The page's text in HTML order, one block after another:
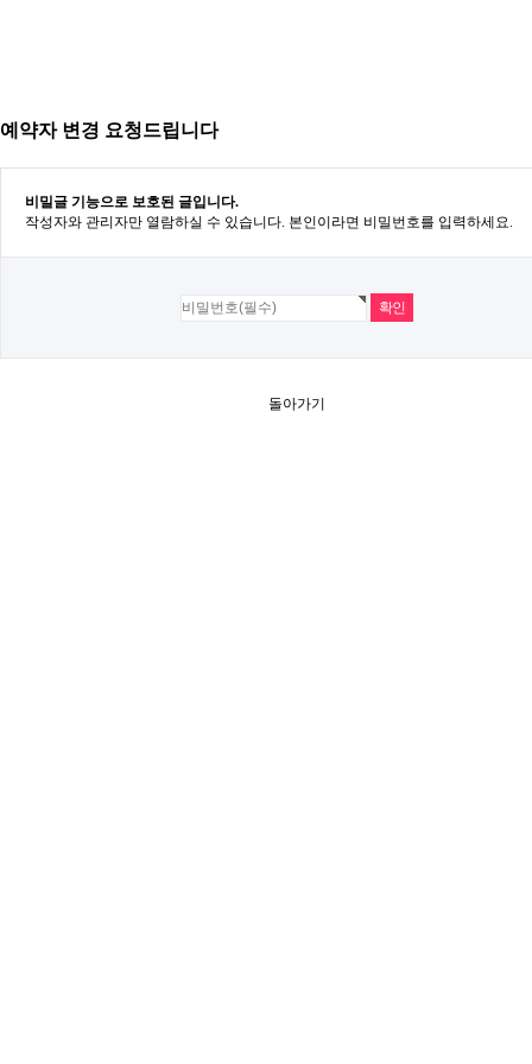
예약자 변경 요청드립니다
비밀글 기능으로 보호된 글입니다.
작성자와 관리자만 열람하실 수 있습니다. 본인이라면 비밀번호를 입력하세요.
돌아가기